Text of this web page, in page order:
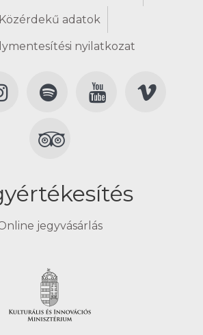
Közérdekű adatok
nyilatkozat
jegyvásárlás